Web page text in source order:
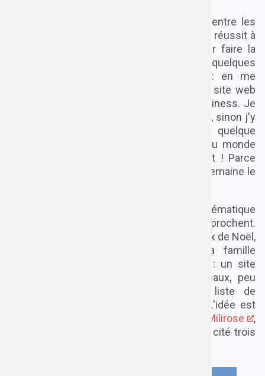
Seulement voilà, parfois… oui parfois… - entre les
pleurs, les couches ou les tétées - ma fille réussit à
s'endormir et ma femme en profite pour faire la
sieste. Alors histoire de mettre à profit ces quelques
moments, j'aimerais me lancer un défi: en me
limitant à 10h de travail, créer le meilleur site web
possible, autour d'une idée simple de business. Je
ne parle pas d'une idée à cent mille dollars, sinon j'y
investirais un peu plus de 10h ! Juste quelque
chose qui ressemble à un service réel du monde
numérique. Pourquoi 10h ? Arbitrairement ! Parce
que si j'ai 2h par jour à moi, alors en une semaine le
J'ai donc cogité un peu pour trouver une thématique
qui colle avec les fêtes de Noël qui approchent.
Quelque chose en rapport avec les cadeaux de Noël,
éventuellement que mes amis et ma famille
, l'idée était là : un site
permettant de partager des listes cadeaux, peu
importe la raison. Liste de mariage, liste de
naissance, liste au père Noël ou autre. L'idée est
Milirose
,
et d'autres (j'ai cité trois